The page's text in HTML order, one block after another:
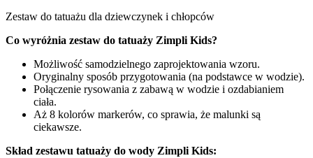
Zestaw do tatuażu dla dziewczynek i chłopców
Co wyróżnia zestaw do tatuaży Zimpli Kids?
Możliwość samodzielnego zaprojektowania wzoru.
Oryginalny sposób przygotowania (na podstawce w wodzie).
Połączenie rysowania z zabawą w wodzie i ozdabianiem
ciała.
Aż 8 kolorów markerów, co sprawia, że malunki są
ciekawsze.
Skład zestawu tatuaży do wody Zimpli Kids: